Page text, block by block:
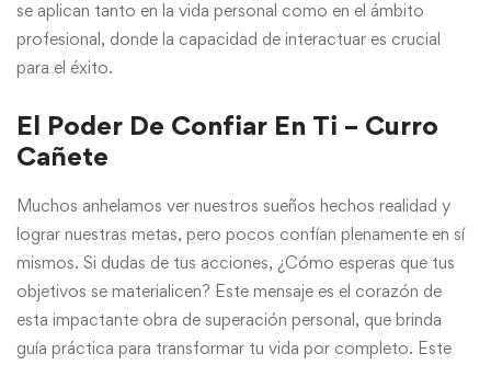
se aplican tanto en la vida personal como en el ámbito
profesional, donde la capacidad de interactuar es crucial
para el éxito.
El Poder De Confiar En Ti – Curro
Cañete
Muchos anhelamos ver nuestros sueños hechos realidad y
lograr nuestras metas, pero pocos confían plenamente en sí
mismos. Si dudas de tus acciones, ¿Cómo esperas que tus
objetivos se materialicen? Este mensaje es el corazón de
esta impactante obra de superación personal, que brinda
guía práctica para transformar tu vida por completo. Este